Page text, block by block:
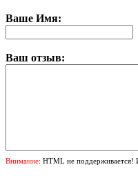
Ваше Имя:
Ваш отзыв:
Внимание: HTML не поддерживается!